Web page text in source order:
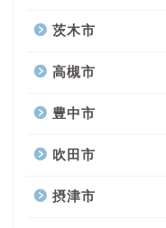
茨木市
高槻市
豊中市
吹田市
摂津市